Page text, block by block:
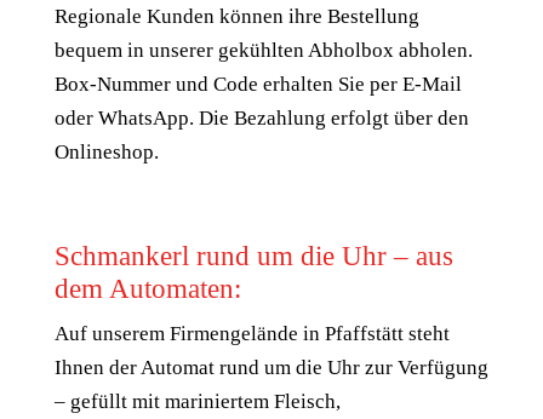
Regionale Kunden können ihre Bestellung
bequem in unserer gekühlten Abholbox abholen.
Box-Nummer und Code erhalten Sie per E-Mail
oder WhatsApp. Die Bezahlung erfolgt über den
Onlineshop.
Schmankerl rund um die Uhr – aus
dem Automaten:
Auf unserem Firmengelände in Pfaffstätt steht
Ihnen der Automat rund um die Uhr zur Verfügung
– gefüllt mit mariniertem Fleisch,